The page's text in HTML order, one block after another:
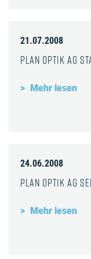
21.07.2008
Plan Optik AG
Mehr lesen
24.06.2008
Plan Optik AG
Mehr lesen